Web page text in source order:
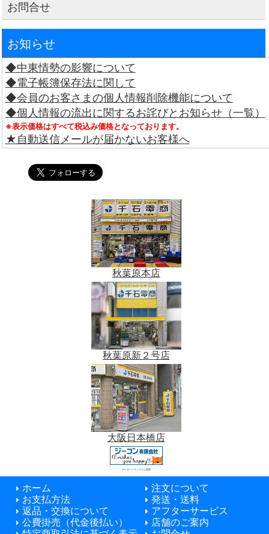
お問合せ
お知らせ
◆中東情勢の影響について
◆電子帳簿保存法に関して
◆会員のお客さまの個人情報削除機能について
◆個人情報の流出に関するお詫びとお知らせ（一覧）
※表示価格はすべて税込み価格となっております。
★自動送信メールが届かないお客様へ
秋葉原本店
秋葉原新２号店
大阪日本橋店
データベースシステム開発
ホーム
注文について
お支払方法
発送・送料
返品・交換について
アフターサービス
公費掛売（代金後払い）
店舗のご案内